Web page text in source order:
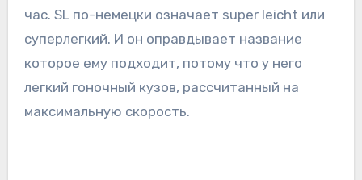
час. SL по-немецки означает super leicht или
суперлегкий. И он оправдывает название
которое ему подходит, потому что у него
легкий гоночный кузов, рассчитанный на
максимальную скорость.